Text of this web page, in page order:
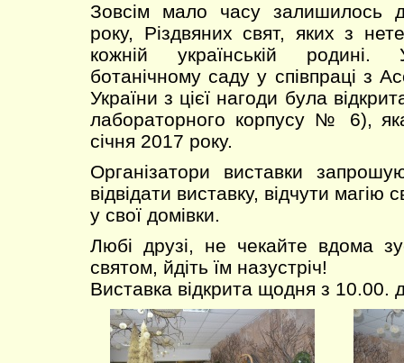
Зовсім мало часу залишилось
року, Різдвяних свят, яких з
кожній українській родині.
ботанічному саду у співпраці з
України з цієї нагоди була
лабораторного корпусу № 6),
січня 2017 року.
Організатори виставки
відвідати виставку, відчути магію
у свої домівки.
Любі друзі, не чекайте вдома
святом, йдіть їм назустріч!
Виставка відкрита щодня з 10.00.